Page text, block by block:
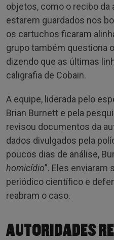
objetos, como o recibo da
estarem guardados nos
os cartuchos ficaram
grupo também questiona
dizendo que as últimas
caligrafia de Cobain.
A equipe, liderada pelo
Brian Burnett e pela
revisou documentos da
dados divulgados pela
poucos dias de análise,
homicídio”. Eles enviaram
periódico científico e
reabram o caso.
AUTORIDADES